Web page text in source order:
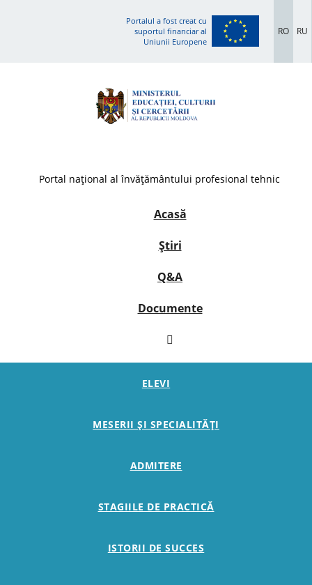
Portalul a fost creat cu
suportul financiar al
Uniunii Europene
RO RU
Portal național al învățământului profesional tehnic
Acasă
Știri
Q&A
Documente
ELEVI
MESERII ȘI SPECIALITĂȚI
ADMITERE
STAGIILE DE PRACTICĂ
ISTORII DE SUCCES